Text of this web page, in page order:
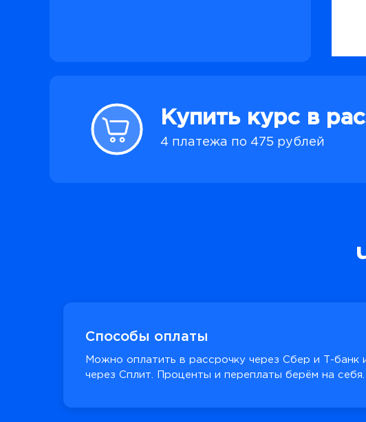
Купить курс в
6 платежей по 317 рублей
Способы оплаты
Можно оплатить в рассрочку через Сбер и Т-банк
через Сплит. Проценты и переплаты берём на себя.